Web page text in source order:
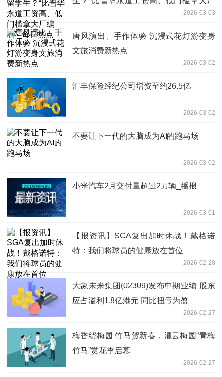
2026-03-03
唐风演出、手作体验 沉浸式花灯游变身
文旅消费新热点
2026-03-02
汇丰保险经纪公司增资至约26.5亿
2026-03-02
不要让下一代的大脑成为AI的跑马场
2026-03-02
小米汽车2月交付量超过2万辆_播报
2026-03-01
【报资讯】SGA复出加时休战！戴格诺
特：我们将球员的健康放在首位
2026-02-28
大象未来集团(02309)发布中期业绩 股东
应占溢利1.8亿港元 同比扭亏为盈
2026-02-27
梅香绕梅园 竹马贺新春，灌云梅园“青梅
竹马”赏花季启幕
2026-02-27